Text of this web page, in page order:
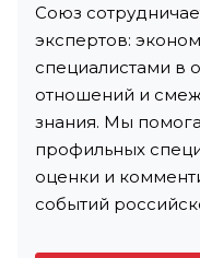
Союз
экспертов:
специалистами в
отношений и
знания. Мы
профильных
оценки и
событий